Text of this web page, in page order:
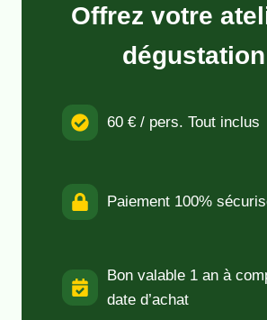
Offrez votre
60 € / pers. Tout inclus
Paiement 100%
Bon valable 1 an à
date d’achat